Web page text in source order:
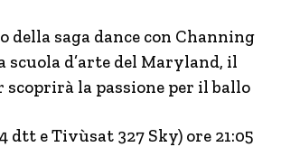
della saga dance con Channing
scuola d’arte del Maryland, il
scoprirà la passione per il ballo
dtt e Tivùsat 327 Sky) ore 21:05